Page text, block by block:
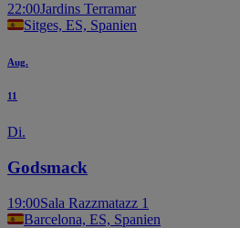
22:00Jardins Terramar
Sitges, ES, Spanien
Aug.
11
Di.
Godsmack
19:00Sala Razzmatazz 1
Barcelona, ES, Spanien